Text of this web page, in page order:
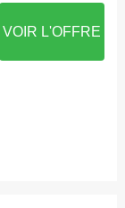
VOIR L'OFFRE